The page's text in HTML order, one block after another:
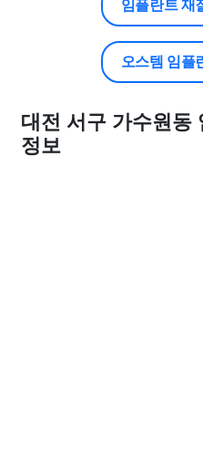
임플란트 재
오스템 임플
대전 서구 가수원동
정보